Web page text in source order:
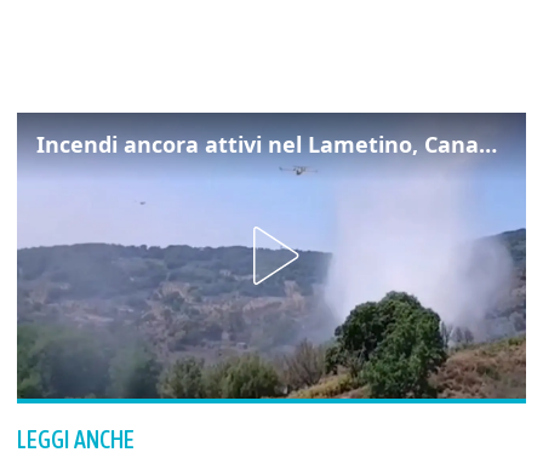
Incendi ancora attivi nel Lametino, Canadair in azione
LEGGI ANCHE